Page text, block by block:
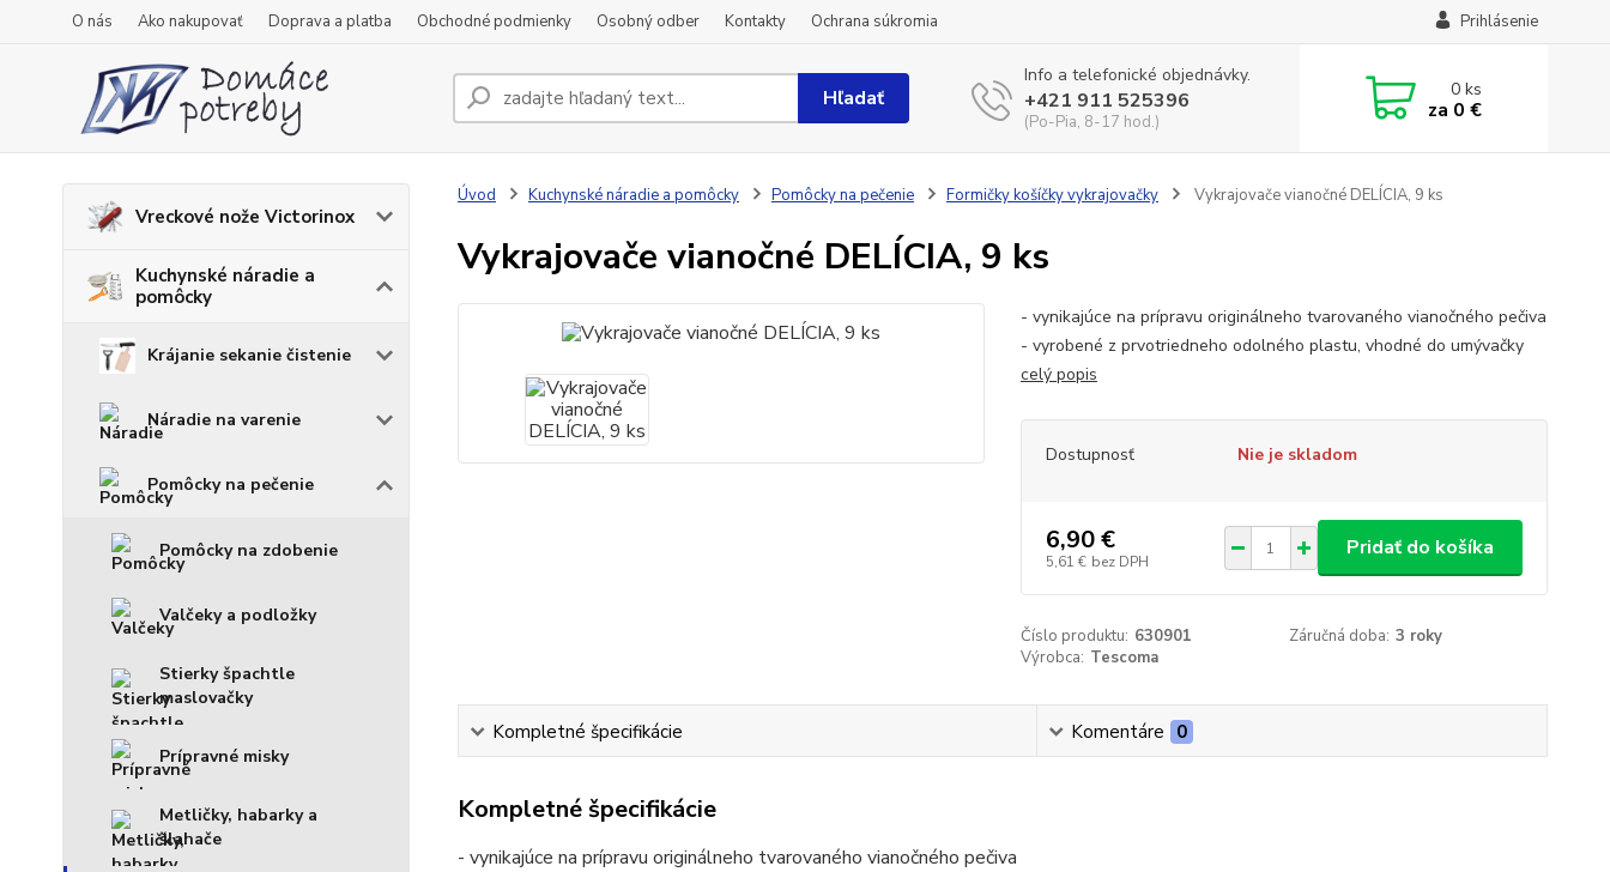
O nás Ako nakupovať Doprava a platba Obchodné podmienky Osobný odber Kontakty Ochrana súkromia Prihlásenie
Hľadať
Info a telefonické objednávky.
+421 911 525396
(Po-Pia, 8-17 hod.)
0ks
za 0 €
Vreckové nože Victorinox
Kuchynské náradie a
pomôcky
Krájanie sekanie čistenie
Náradie na varenie
Pomôcky na pečenie
Pomôcky na zdobenie
Valčeky a podložky
Stierky špachtle
maslovačky
Prípravné misky
Metličky, habarky a
šlahače
Úvod Kuchynské náradie a pomôcky Pomôcky na pečenie Formičky košíčky vykrajovačky Vykrajovače vianočné DELÍCIA, 9 ks
Vykrajovače vianočné DELÍCIA, 9 ks
- vynikajúce na prípravu originálneho tvarovaného vianočného pečiva
- vyrobené z prvotriedneho odolného plastu, vhodné do umývačky
celý popis
Dostupnosť Nie je skladom
6,90 €
5,61 € bez DPH
Pridať do košíka
Číslo produktu: 630901 Záručná doba: 3 roky
Výrobca: Tescoma
Kompletné špecifikácie Komentáre 0
Kompletné špecifikácie
- vynikajúce na prípravu originálneho tvarovaného vianočného pečiva